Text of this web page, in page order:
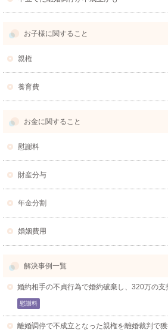
お子様に関すること
親権
養育費
お金に関すること
慰謝料
財産分与
年金分割
婚姻費用
解決事例一覧
婚約相手の不貞行為で婚約破棄し、320万の支
慰謝料
離婚調停で不成立となった親権を離婚裁判で